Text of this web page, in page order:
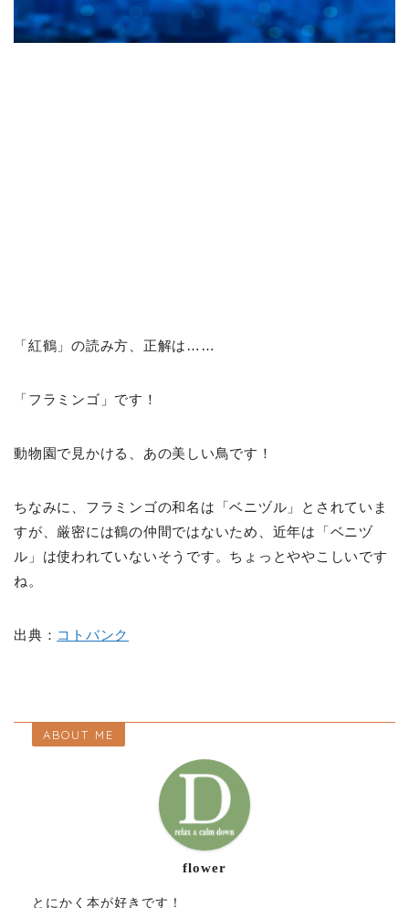
「紅鶴」の読み方、正解は……
「フラミンゴ」です！
動物園で見かける、あの美しい鳥です！
ちなみに、フラミンゴの和名は「ベニヅル」とされていま
すが、厳密には鶴の仲間ではないため、近年は「ベニヅ
ル」は使われていないそうです。ちょっとややこしいです
ね。
出典： コトバンク
ABOUT ME
flower
とにかく本が好きです！